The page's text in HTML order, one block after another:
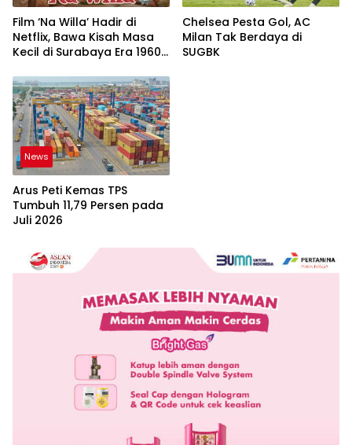
Film ‘Na Willa’ Hadir di
Netflix, Bawa Kisah Masa
Kecil di Surabaya Era 1960-
Chelsea Pesta Gol, AC
Milan Tak Berdaya di
SUGBK
News
Arus Peti Kemas TPS
Tumbuh 11,79 Persen pada
Juli 2026